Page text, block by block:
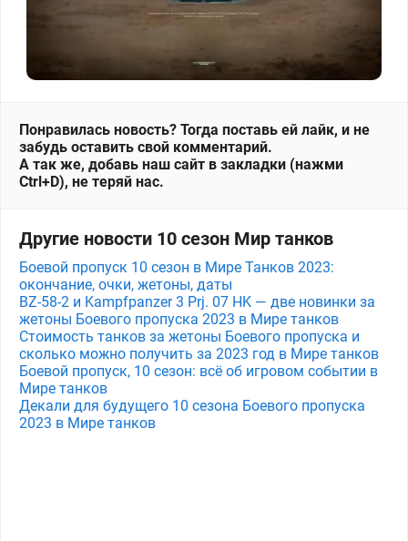
Понравилась новость? Тогда поставь ей лайк, и не
забудь оставить свой комментарий.
А так же, добавь наш сайт в закладки (нажми
Ctrl+D), не теряй нас.
Другие новости 10 сезон Мир танков
Боевой пропуск 10 сезон в Мире Танков 2023:
окончание, очки, жетоны, даты
BZ-58-2 и Kampfpanzer 3 Prj. 07 HK — две новинки за
жетоны Боевого пропуска 2023 в Мире танков
Стоимость танков за жетоны Боевого пропуска и
сколько можно получить за 2023 год в Мире танков
Боевой пропуск, 10 сезон: всё об игровом событии в
Мире танков
Декали для будущего 10 сезона Боевого пропуска
2023 в Мире танков